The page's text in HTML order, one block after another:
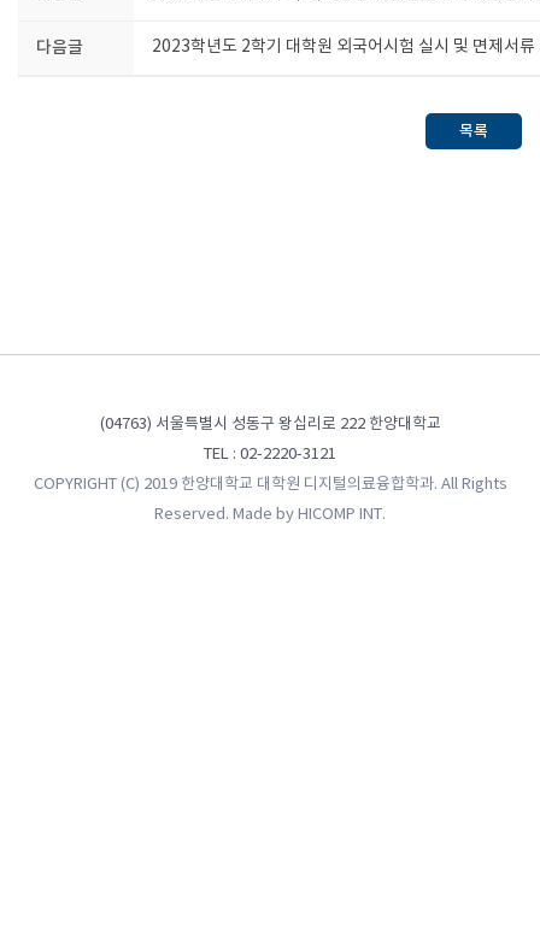
다음글 2023학년도 2학기 대학원 외국어시험 실시 및 면제서류
목록
(04763) 서울특별시 성동구 왕십리로 222 한양대학교
TEL : 02-2220-3121
COPYRIGHT (C) 2019 한양대학교 대학원 디지털의료융합학과. All Rights
Reserved. Made by HICOMP INT.